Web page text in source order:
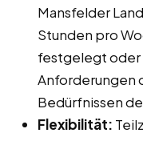
Mansfelder
Stunden pro
festgelegt oder
Anforderungen
Bedürfnissen
Flexibilität: